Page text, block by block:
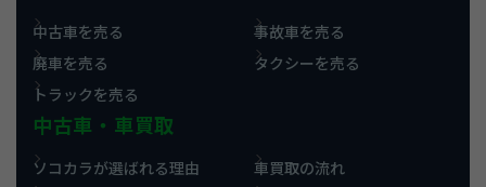
中古車を売る
事故車を売る
廃車を売る
タクシーを売る
トラックを売る
中古車・車買取
ソコカラが選ばれる理由
車買取の流れ